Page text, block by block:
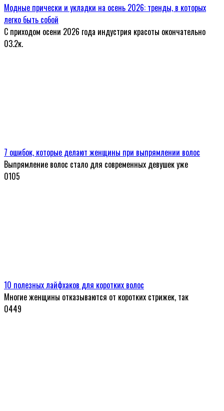
Модные прически и укладки на осень 2026: тренды, в которых
легко быть собой
С приходом осени 2026 года индустрия красоты окончательно
03.2к.
7 ошибок, которые делают женщины при выпрямлении волос
Выпрямление волос стало для современных девушек уже
0105
10 полезных лайфхаков для коротких волос
Многие женщины отказываются от коротких стрижек, так
0449